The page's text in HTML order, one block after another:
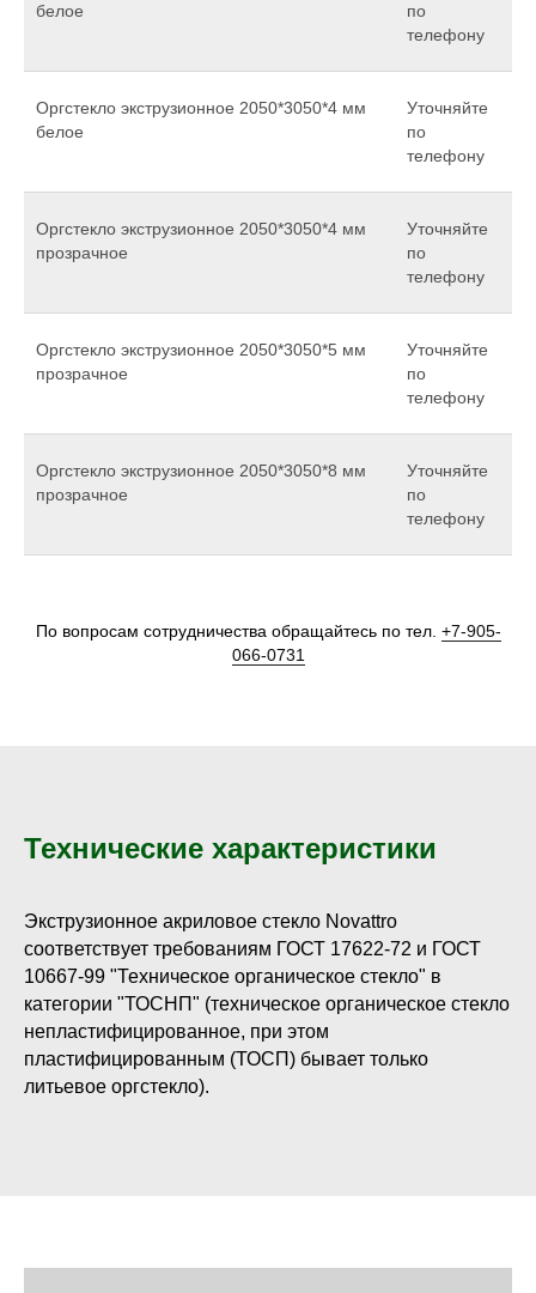
белое
по
телефону
Оргстекло экструзионное 2050*3050*4 мм
белое
Уточняйте
по
телефону
Оргстекло экструзионное 2050*3050*4 мм
прозрачное
Уточняйте
по
телефону
Оргстекло экструзионное 2050*3050*5 мм
прозрачное
Уточняйте
по
телефону
Оргстекло экструзионное 2050*3050*8 мм
прозрачное
Уточняйте
по
телефону
По вопросам сотрудничества обращайтесь по тел. +7-905-
066-0731
Технические характеристики
Экструзионное акриловое стекло Novattro
соответствует требованиям ГОСТ 17622-72 и ГОСТ
10667-99 "Техническое органическое стекло" в
категории "ТОСНП" (техническое органическое стекло
непластифицированное, при этом
пластифицированным (ТОСП) бывает только
литьевое оргстекло).